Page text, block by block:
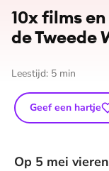
10x films
de Tweede
Leestijd: 5 min
Geef een hartje
Op 5 mei